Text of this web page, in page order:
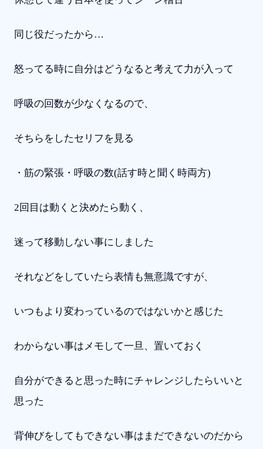
同じ役だったから…
怒ってる時に自分はどうなると考えて力が入って
呼吸の回数が少なくなるので、
そちらをしたセリフを見る
・筋の緊張・呼吸の数(話す時と聞く時両方)
2回目は動くと決めたら動く、
迷って移動しない事にしました
それなどをしていたら表情も無意識ですが、
いつもより変わっているのではないかと感じた
わからない事はメモして一旦、置いておく
自分ができると思った時にチャレンジしたらいいと
思った
背伸びをしてもできない事はまだできないのだから